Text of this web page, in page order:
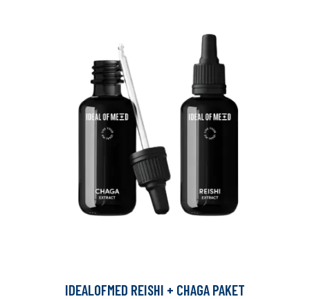
IDEALOFMED REISHI + CHAGA PAKET